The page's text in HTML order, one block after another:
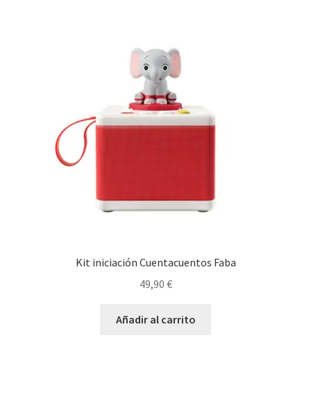
Kit iniciación Cuentacuentos Faba
49,90 €
Añadir al carrito